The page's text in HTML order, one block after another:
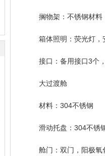
搁物架：不锈钢材料
箱体照明：荧光灯
接口：备用接口3个
大过渡舱
材料：304不锈钢
滑动托盘：304不锈
舱门：双门，阳极